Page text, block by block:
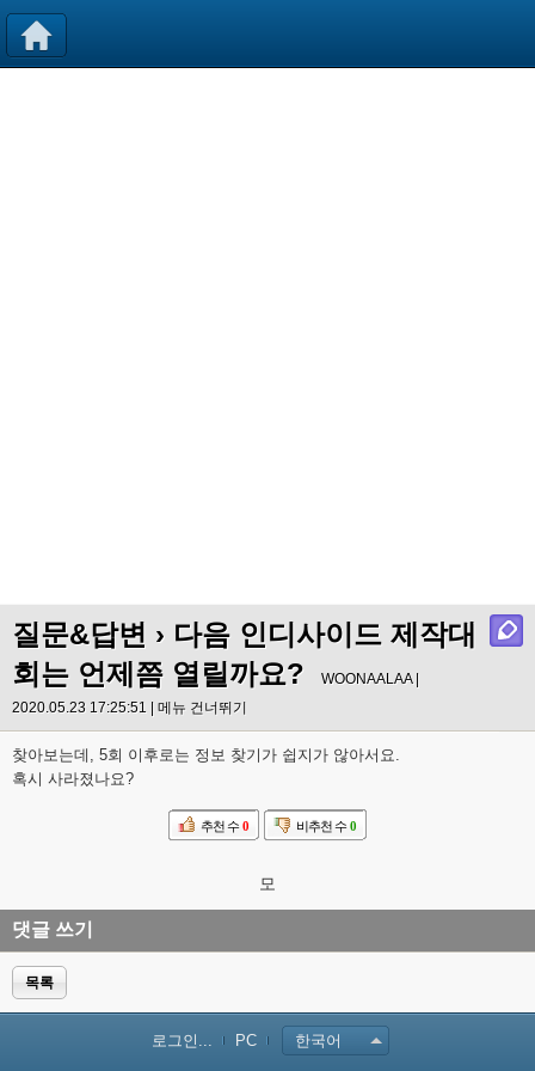
질문&답변 › 다음 인디사이드 제작대
회는 언제쯤 열릴까요?
WOONAALAA |
2020.05.23 17:25:51 | 메뉴 건너뛰기
찾아보는데, 5회 이후로는 정보 찾기가 쉽지가 않아서요.
혹시 사라졌나요?
추천 수 0 비추천 수 0
모
댓글 쓰기
목록
로그인... PC 한국어